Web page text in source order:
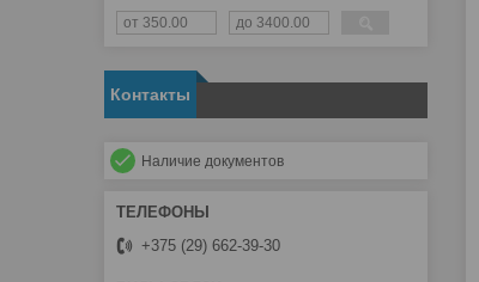
Контакты
Наличие документов
+375 (29) 662-39-30